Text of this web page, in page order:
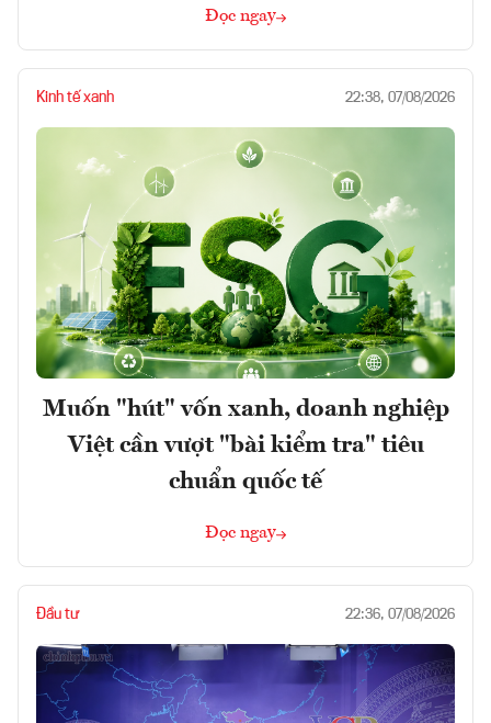
Đọc ngay
Kinh tế xanh 22:38, 07/08/2026
Muốn "hút" vốn xanh, doanh nghiệp
Việt cần vượt "bài kiểm tra" tiêu
chuẩn quốc tế
Đọc ngay
Đầu tư 22:36, 07/08/2026